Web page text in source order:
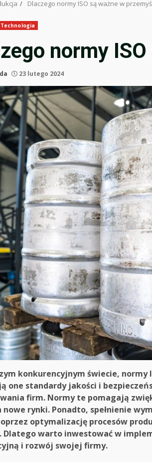
Dlaczego normy ISO są ważne w
Technologia
normy
23 lutego 2024
konkurencyjnym świecie,
one standardy jakości i
firm. Normy te pomagają
nowe rynki. Ponadto, spełnienie
optymalizację procesów
Dlatego warto inwestować w
i rozwój swojej firmy.